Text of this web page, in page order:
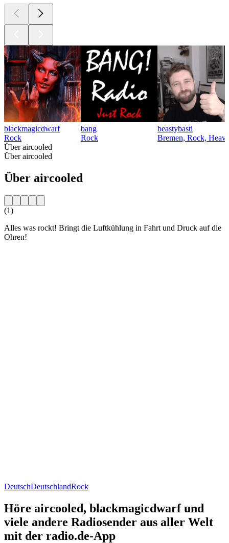
blackmagicdwarf
Rock
bang
Rock
beastybasti
Bremen, Rock,
Über aircooled
Über aircooled
Über aircooled
(1)
Alles was rockt! Bringt die Luftkühlung in Fahrt und Druck auf die
Ohren!
DeutschDeutschlandRock
Höre aircooled, blackmagicdwarf und
viele andere Radiosender aus aller Welt
mit der radio.de-App